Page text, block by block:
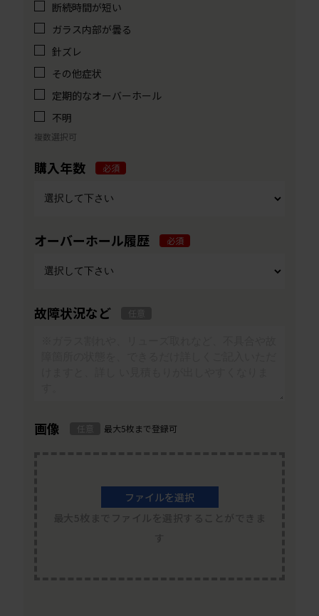
断続時間が短い
ガラス内部が曇る
針ズレ
その他症状
定期的なオーバーホール
不明
複数選択可
購入年数 必須
オーバーホール履歴 必須
故障状況など
画像 最大5枚まで登録可
ファイルを選択